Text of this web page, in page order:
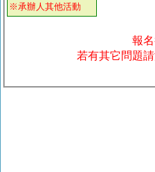
※承辦人其他活動
報
若有其它問題